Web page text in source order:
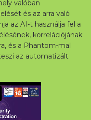
valóban
és az arra való
az AI-t használja fel a
korrelációjának
és a Phantom-mal
az automatizált